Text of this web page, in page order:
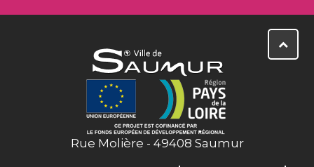
Rue Molière - 49408 Saumur